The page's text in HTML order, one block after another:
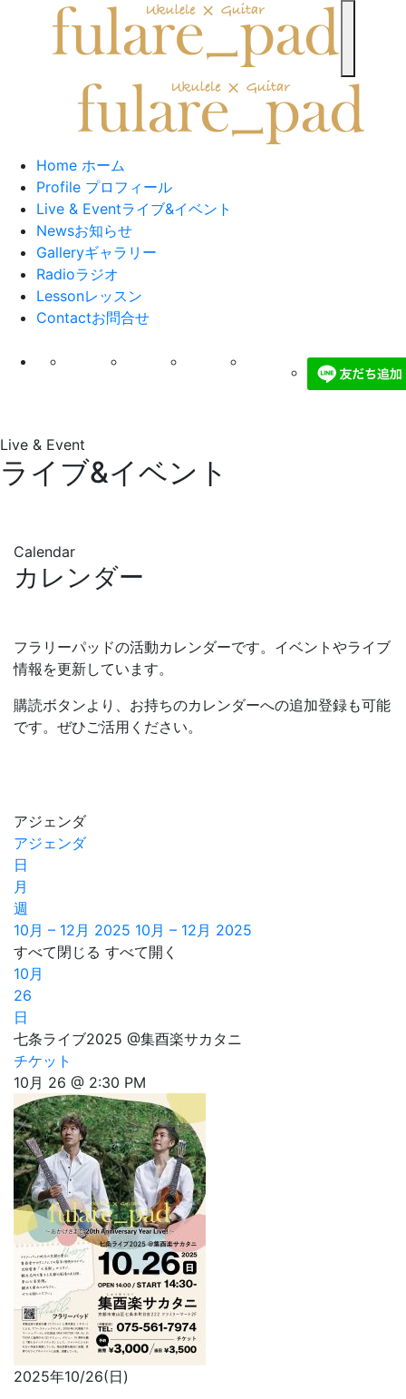
Home ホーム
Profile プロフィール
Live & Eventライブ&イベント
Newsお知らせ
Galleryギャラリー
Radioラジオ
Lessonレッスン
Contactお問合せ
Live & Event
ライブ&イベント
Calendar
カレンダー
フラリーパッドの活動カレンダーです。イベントやライブ
情報を更新しています。
購読ボタンより、お持ちのカレンダーへの追加登録も可能
です。ぜひご活用ください。
アジェンダ
アジェンダ
日
月
週
10月 – 12月 2025 10月 – 12月 2025
すべて閉じる すべて開く
10月
26
日
七条ライブ2025 @集酉楽サカタニ
チケット
10月 26 @ 2:30 PM
2025年10/26(日)